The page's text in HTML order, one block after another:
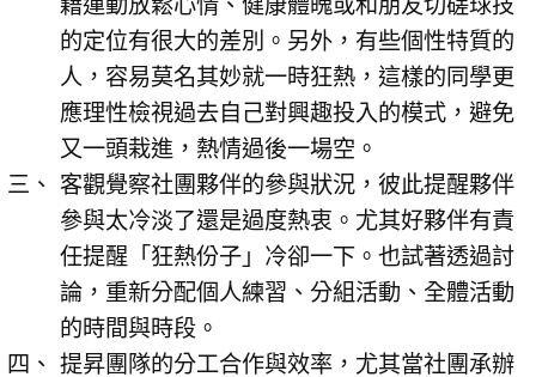
的定位有很大的差別。另外，有些個性特質的
人，容易莫名其妙就一時狂熱，這樣的同學更
應理性檢視過去自己對興趣投入的模式，避免
又一頭栽進，熱情過後一場空。
客觀覺察社團夥伴的參與狀況，彼此提醒夥伴
參與太冷淡了還是過度熱衷。尤其好夥伴有責
任提醒「狂熱份子」冷卻一下。也試著透過討
論，重新分配個人練習、分組活動、全體活動
的時間與時段。
提昇團隊的分工合作與效率，尤其當社團承辦